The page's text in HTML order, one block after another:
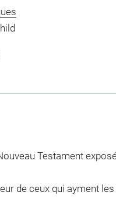
Testament
de ceux qui ayment